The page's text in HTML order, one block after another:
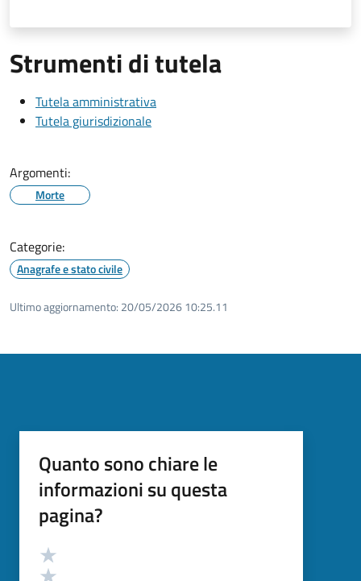
Strumenti di tutela
Tutela amministrativa
Tutela giurisdizionale
Argomenti:
Morte
Categorie:
Anagrafe e stato civile
Ultimo aggiornamento: 20/05/2026 10:25.11
Quanto sono chiare le
informazioni su questa
pagina?
Valutazione